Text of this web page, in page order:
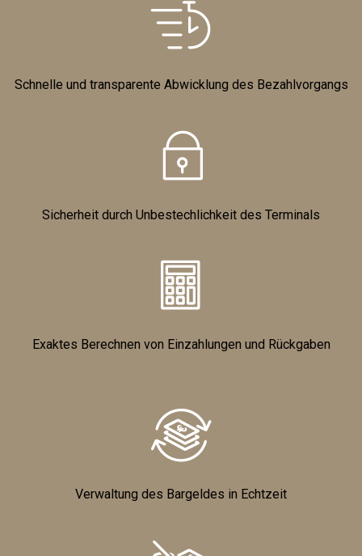
Schnelle und transparente Abwicklung des Bezahlvorgangs
Sicherheit durch Unbestechlichkeit des Terminals
Exaktes Berechnen von Einzahlungen und Rückgaben
Verwaltung des Bargeldes in Echtzeit